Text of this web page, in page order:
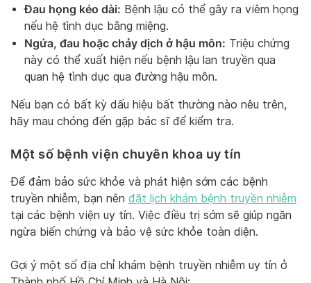
Đau họng kéo dài: Bệnh lậu có thể gây ra viêm họng
nếu hệ tình dục bằng miệng.
Ngứa, đau hoặc chảy dịch ở hậu môn: Triệu chứng
này có thể xuất hiện nếu bệnh lậu lan truyền qua
quan hệ tình dục qua đường hậu môn.
Nếu bạn có bất kỳ dấu hiệu bất thường nào nêu trên,
hãy mau chóng đến gặp bác sĩ để kiểm tra.
Một số bệnh viện chuyên khoa uy tín
Để đảm bảo sức khỏe và phát hiện sớm các bệnh
truyền nhiễm, bạn nên đặt lịch khám bệnh truyền nhiễm
tại các bệnh viện uy tín. Việc điều trị sớm sẽ giúp ngăn
ngừa biến chứng và bảo vệ sức khỏe toàn diện.
Gợi ý một số địa chỉ khám bệnh truyền nhiễm uy tín ở